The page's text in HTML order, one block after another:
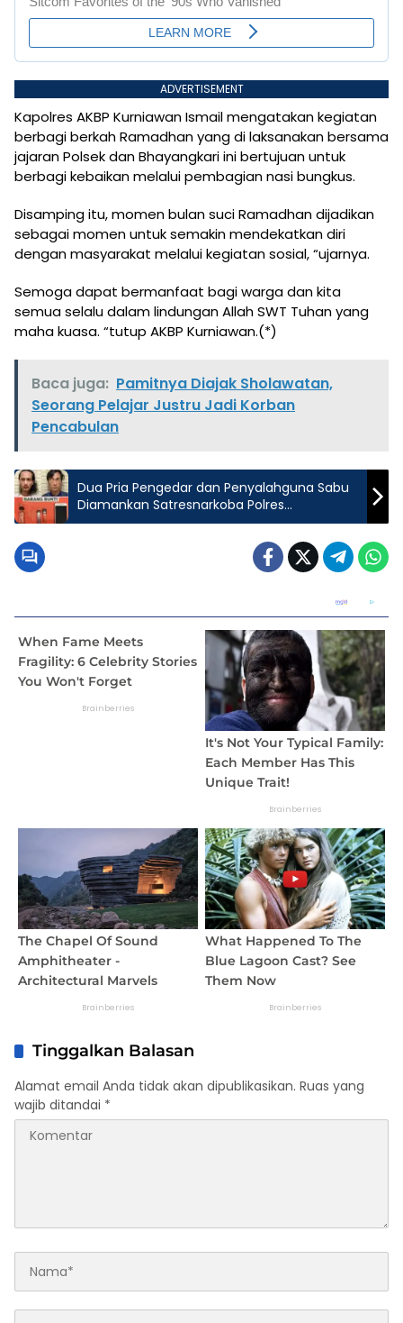
ADVERTISEMENT
Kapolres AKBP Kurniawan Ismail mengatakan kegiatan
berbagi berkah Ramadhan yang di laksanakan bersama
jajaran Polsek dan Bhayangkari ini bertujuan untuk
berbagi kebaikan melalui pembagian nasi bungkus.
Disamping itu, momen bulan suci Ramadhan dijadikan
sebagai momen untuk semakin mendekatkan diri
dengan masyarakat melalui kegiatan sosial, “ujarnya.
Semoga dapat bermanfaat bagi warga dan kita
semua selalu dalam lindungan Allah SWT Tuhan yang
maha kuasa. “tutup AKBP Kurniawan.(*)
Baca juga: Pamitnya Diajak Sholawatan,
Seorang Pelajar Justru Jadi Korban
Pencabulan
Dua Pria Pengedar dan Penyalahguna Sabu
Diamankan Satresnarkoba Polres
Tanggamus
Tinggalkan Balasan
Alamat email Anda tidak akan dipublikasikan. Ruas yang
wajib ditandai *